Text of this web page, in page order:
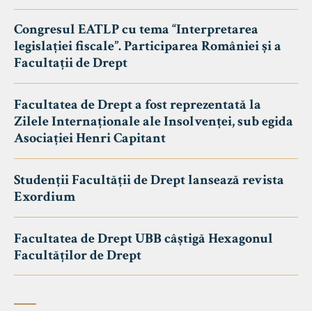
Congresul EATLP cu tema “Interpretarea
legislației fiscale”. Participarea României și a
Facultații de Drept
Facultatea de Drept a fost reprezentată la
Zilele Internaționale ale Insolvenței, sub egida
Asociației Henri Capitant
Studenții Facultății de Drept lansează revista
Exordium
Facultatea de Drept UBB câștigă Hexagonul
Facultăților de Drept